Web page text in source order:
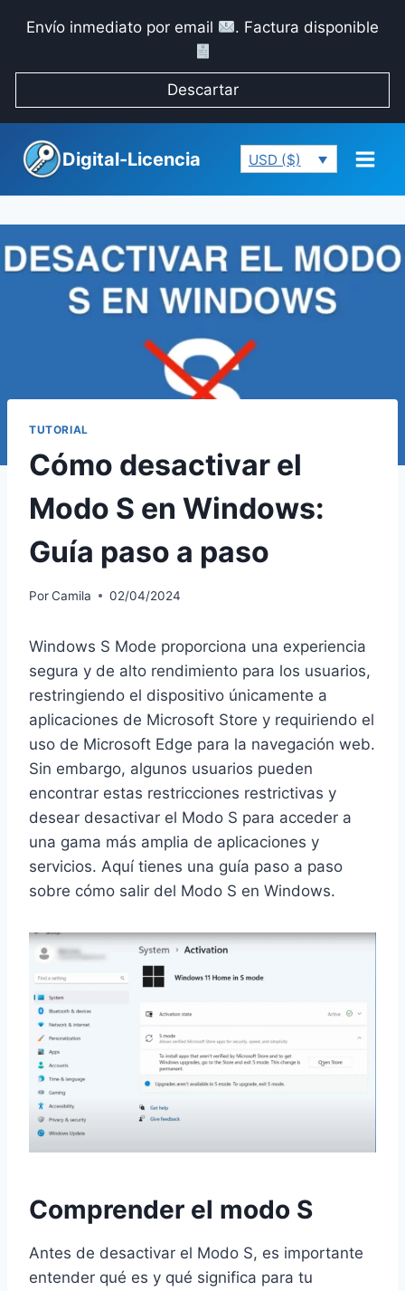
Envío inmediato por email . Factura disponible
Descartar
Digital-Licencia USD ($)
TUTORIAL
Cómo desactivar el
Modo S en Windows:
Guía paso a paso
PorCamila 02/04/2024
Windows S Mode proporciona una experiencia
segura y de alto rendimiento para los usuarios,
restringiendo el dispositivo únicamente a
aplicaciones de Microsoft Store y requiriendo el
uso de Microsoft Edge para la navegación web.
Sin embargo, algunos usuarios pueden
encontrar estas restricciones restrictivas y
desear desactivar el Modo S para acceder a
una gama más amplia de aplicaciones y
servicios. Aquí tienes una guía paso a paso
sobre cómo salir del Modo S en Windows.
Comprender el modo S
Antes de desactivar el Modo S, es importante
entender qué es y qué significa para tu